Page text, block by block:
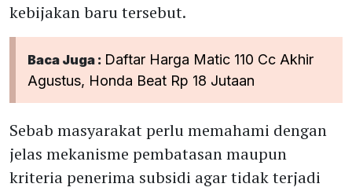
kebijakan baru tersebut.
Baca Juga : Daftar Harga Matic 110 Cc Akhir
Agustus, Honda Beat Rp 18 Jutaan
Sebab masyarakat perlu memahami dengan
jelas mekanisme pembatasan maupun
kriteria penerima subsidi agar tidak terjadi